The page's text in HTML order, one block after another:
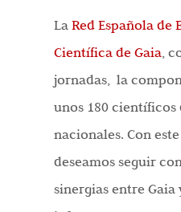
La Red Española de
Científica de Gaia,
jornadas, la
unos 180
nacionales. Con
deseamos seguir
sinergias entre Gaia